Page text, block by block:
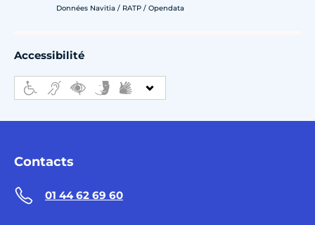
Données Navitia / RATP / Opendata
Accessibilité
Contacts
01 44 62 69 60